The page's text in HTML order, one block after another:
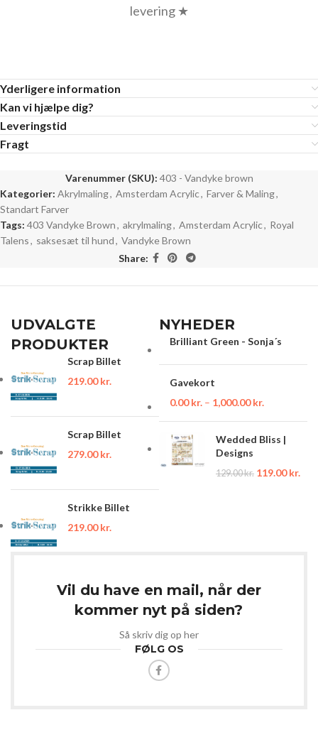
levering ★
Yderligere information
Kan vi hjælpe dig?
Leveringstid
Fragt
Varenummer (SKU): 403 - Vandyke brown
Kategorier: Akrylmaling, Amsterdam Acrylic, Farver & Maling,
Standart Farver
Tags: 403 Vandyke Brown, akrylmaling, Amsterdam Acrylic, Royal
Talens, saksesæt til hund, Vandyke Brown
Share:
UDVALGTE
PRODUKTER
Scrap Billet
219.00kr.
Scrap Billet
279.00kr.
Strikke Billet
219.00kr.
NYHEDER
Brilliant Green - Sonja´s
Gavekort
0.00kr. – 1,000.00kr.
Wedded Bliss |
Designs
129.00kr. 119.00kr.
Vil du have en mail, når der
kommer nyt på siden?
Så skriv dig op her
FØLG OS